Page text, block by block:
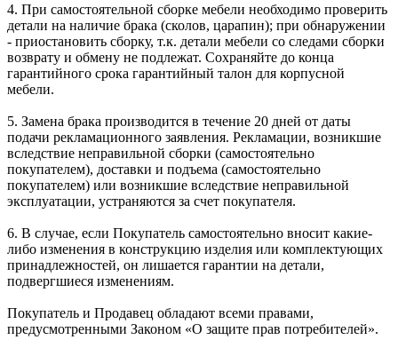
4. При самостоятельной сборке мебели необходимо проверить
детали на наличие брака (сколов, царапин); при обнаружении
- приостановить сборку, т.к. детали мебели со следами сборки
возврату и обмену не подлежат. Сохраняйте до конца
гарантийного срока гарантийный талон для корпусной
мебели.
5. Замена брака производится в течение 20 дней от даты
подачи рекламационного заявления. Рекламации, возникшие
вследствие неправильной сборки (самостоятельно
покупателем), доставки и подъема (самостоятельно
покупателем) или возникшие вследствие неправильной
эксплуатации, устраняются за счет покупателя.
6. В случае, если Покупатель самостоятельно вносит какие-
либо изменения в конструкцию изделия или комплектующих
принадлежностей, он лишается гарантии на детали,
подвергшиеся изменениям.
Покупатель и Продавец обладают всеми правами,
предусмотренными Законом «О защите прав потребителей».